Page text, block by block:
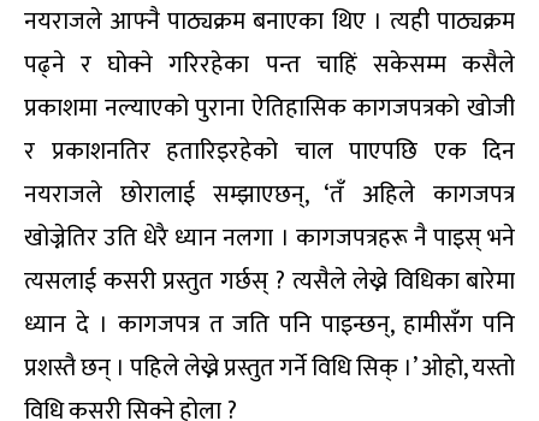
नयराजले आफ्नै पाठ्यक्रम बनाएका थिए । त्यही पाठ्यक्रम
पढ्ने र घोक्ने गरिरहेका पन्त चाहिं सकेसम्म कसैले
प्रकाशमा नल्याएको पुराना ऐतिहासिक कागजपत्रको खोजी
र प्रकाशनतिर हतारिइरहेको चाल पाएपछि एक दिन
नयराजले छोरालाई सम्झाएछन्, ‘तँ अहिले कागजपत्र
खोज्नेतिर उति धेरै ध्यान नलगा । कागजपत्रहरू नै पाइस् भने
त्यसलाई कसरी प्रस्तुत गर्छस् ? त्यसैले लेख्ने विधिका बारेमा
ध्यान दे । कागजपत्र त जति पनि पाइन्छन्, हामीसँग पनि
प्रशस्तै छन् । पहिले लेख्ने प्रस्तुत गर्ने विधि सिक् ।’ ओहो, यस्तो
विधि कसरी सिक्ने होला ?